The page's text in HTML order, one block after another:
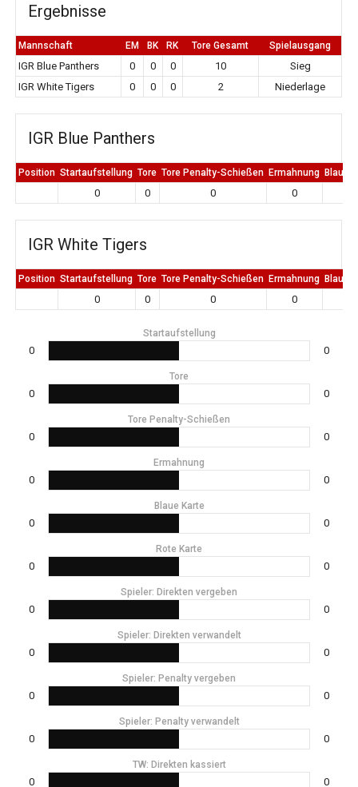
Ergebnisse
Mannschaft EM BK RK Tore Gesamt Spielausgang
IGR Blue Panthers 0 0 0 10
Sieg
IGR White Tigers
0 0 0 2 Niederlage
IGR Blue Panthers
Position Startaufstellung Tore Tore Penalty-Schießen Ermahnung Blaue
0 0 0 0
IGR White Tigers
Position Startaufstellung Tore Tore Penalty-Schießen Ermahnung Blaue
0 0 0 0
Startaufstellung
0 0
Tore
0 0
Tore Penalty-Schießen
0 0
Ermahnung
0 0
Blaue Karte
0 0
Rote Karte
0 0
Spieler: Direkten vergeben
0 0
Spieler: Direkten verwandelt
0 0
Spieler: Penalty vergeben
0 0
Spieler: Penalty verwandelt
0 0
TW: Direkten kassiert
0 0